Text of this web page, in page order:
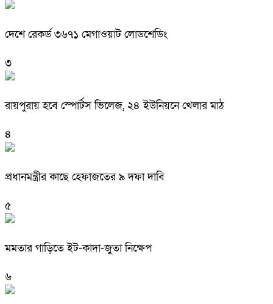
দেশে রেকর্ড ৩৬৭১ মেগাওয়াট লোডশেডিং
৩
রায়পুরায় হবে স্পোর্টস ভিলেজ, ২৪ ইউনিয়নে খেলার মাঠ
৪
প্রধানমন্ত্রীর কাছে হেফাজতের ৯ দফা দাবি
৫
মমতার গাড়িতে ইট-কাদা-জুতা নিক্ষেপ
৬